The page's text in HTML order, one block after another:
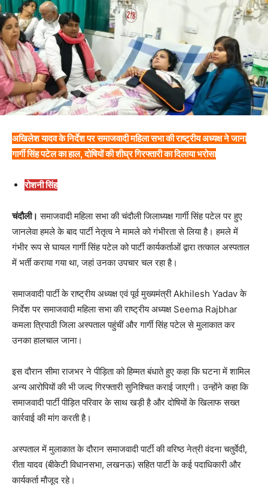
अखिलेश यादव के निर्देश पर समाजवादी महिला सभा की राष्ट्रीय अध्यक्ष ने जाना
गार्गी सिंह पटेल का हाल, दोषियों की शीघ्र गिरफ्तारी का दिलाया भरोसा
रोशनी सिंह
चंदौली। समाजवादी महिला सभा की चंदौली जिलाध्यक्ष गार्गी सिंह पटेल पर हुए
जानलेवा हमले के बाद पार्टी नेतृत्व ने मामले को गंभीरता से लिया है। हमले में
गंभीर रूप से घायल गार्गी सिंह पटेल को पार्टी कार्यकर्ताओं द्वारा तत्काल अस्पताल
में भर्ती कराया गया था, जहां उनका उपचार चल रहा है।
समाजवादी पार्टी के राष्ट्रीय अध्यक्ष एवं पूर्व मुख्यमंत्री Akhilesh Yadav के
निर्देश पर समाजवादी महिला सभा की राष्ट्रीय अध्यक्ष Seema Rajbhar
कमला त्रिपाठी जिला अस्पताल पहुंचीं और गार्गी सिंह पटेल से मुलाकात कर
उनका हालचाल जाना।
इस दौरान सीमा राजभर ने पीड़िता को हिम्मत बंधाते हुए कहा कि घटना में शामिल
अन्य आरोपियों की भी जल्द गिरफ्तारी सुनिश्चित कराई जाएगी। उन्होंने कहा कि
समाजवादी पार्टी पीड़ित परिवार के साथ खड़ी है और दोषियों के खिलाफ सख्त
कार्रवाई की मांग करती है।
अस्पताल में मुलाकात के दौरान समाजवादी पार्टी की वरिष्ठ नेत्री वंदना चतुर्वेदी,
रीता यादव (बीकेटी विधानसभा, लखनऊ) सहित पार्टी के कई पदाधिकारी और
कार्यकर्ता मौजूद रहे।